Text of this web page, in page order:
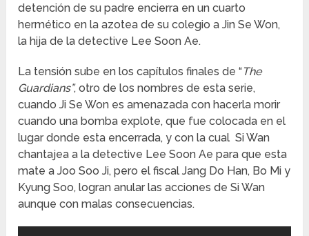
detención de su padre encierra en un cuarto
hermético en la azotea de su colegio a Jin Se Won,
la hija de la detective Lee Soon Ae.
La tensión sube en los capítulos finales de “The
Guardians”, otro de los nombres de esta serie,
cuando Ji Se Won es amenazada con hacerla morir
cuando una bomba explote, que fue colocada en el
lugar donde esta encerrada, y con la cual Si Wan
chantajea a la detective Lee Soon Ae para que esta
mate a Joo Soo Ji, pero el fiscal Jang Do Han, Bo Mi y
Kyung Soo, logran anular las acciones de Si Wan
aunque con malas consecuencias.